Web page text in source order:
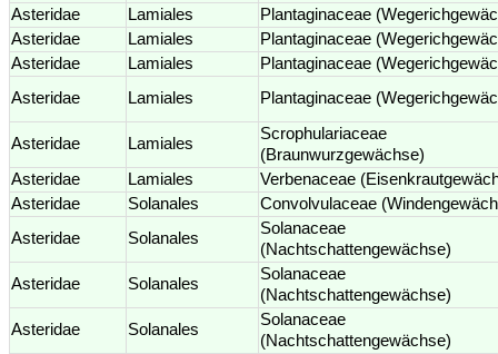
Asteridae
Lamiales
Plantaginaceae
Asteridae
Lamiales
Plantaginaceae
Asteridae
Lamiales
Plantaginaceae
Asteridae
Lamiales Plantaginaceae
Asteridae Lamiales
Scrophulariaceae
(Braunwurzgewächse)
Asteridae
Lamiales
Verbenaceae
Asteridae
Solanales
Convolvulaceae
Asteridae
Solanales
Solanaceae
(Nachtschattengewächse)
Asteridae
Solanales
Solanaceae
(Nachtschattengewächse)
Asteridae
Solanales
Solanaceae
(Nachtschattengewächse)